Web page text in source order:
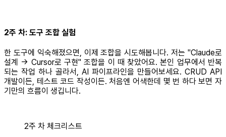
2주 차: 도구 조합 실험
한 도구에 익숙해졌으면, 이제 조합을 시도해봅니다. 저는 "Claude로
설계 -> Cursor로 구현" 조합을 이 때 찾았어요. 본인 업무에서 반복
되는 작업 하나 골라서, AI 파이프라인을 만들어보세요. CRUD API
개발이든, 테스트 코드 작성이든. 처음엔 어색한데 몇 번 하다 보면 자
기만의 흐름이 생깁니다.
2주 차 체크리스트